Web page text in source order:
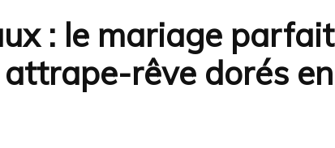
: le mariage parfait
rêve dorés en